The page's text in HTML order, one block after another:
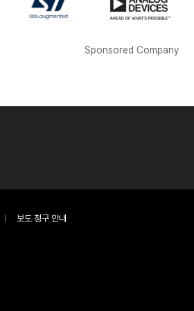
Sponsored Company
보도 청구 안내